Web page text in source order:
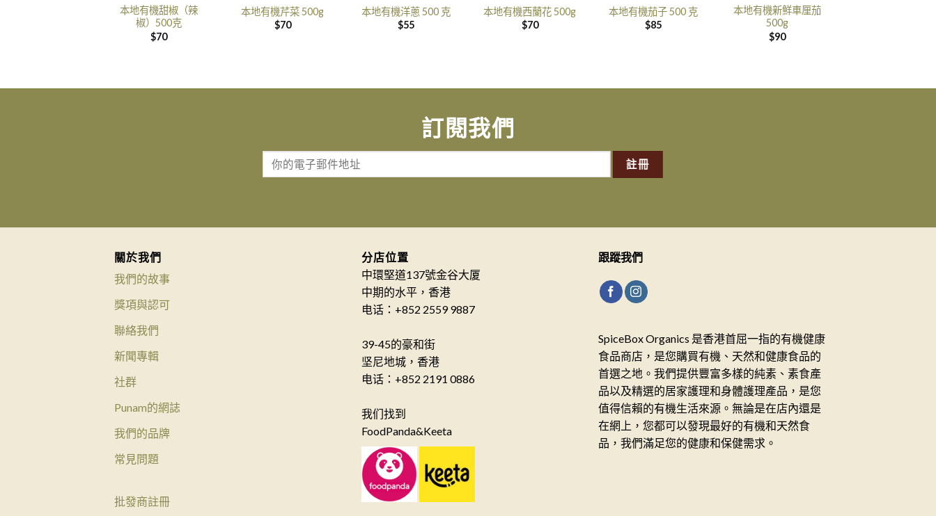
本地有機甜椒（辣
椒）500克
$70
本地有機芹菜 500g
$70
本地有機洋蔥 500 克
$55
本地有機西蘭花 500g
$70
本地有機茄子 500 克
$85
本地有機新鮮車厘茄
500g
$90
訂閱我們
關於我們
我們的故事
獎項與認可
聯絡我們
新聞專輯
社群
Punam的網誌
我們的品牌
常見問題
批發商註冊
分店位置
中環堅道137號金谷大厦
中期的水平，香港
电话：+852 2559 9887
39-45的豪和街
坚尼地城，香港
电话：+852 2191 0886
我们找到
FoodPanda&Keeta
跟蹤我們
SpiceBox Organics 是香港首屈一指的有機健康
食品商店，是您購買有機、天然和健康食品的
首選之地。我們提供豐富多樣的純素、素食產
品以及精選的居家護理和身體護理產品，是您
值得信賴的有機生活來源。無論是在店內還是
在網上，您都可以發現最好的有機和天然食
品，我們滿足您的健康和保健需求。